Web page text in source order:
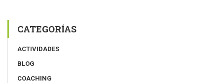
CATEGORÍAS
ACTIVIDADES
BLOG
COACHING